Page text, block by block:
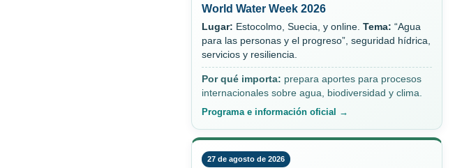
World Water Week 2026
Lugar: Estocolmo, Suecia, y online. Tema: “Agua
para las personas y el progreso”, seguridad hídrica,
servicios y resiliencia.
Por qué importa: prepara aportes para procesos
internacionales sobre agua, biodiversidad y clima.
Programa e información oficial →
27 de agosto de 2026